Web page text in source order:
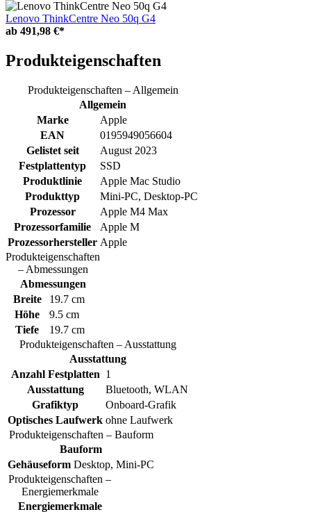
Lenovo ThinkCentre Neo 50q G4
ab 491,98 €*
Produkteigenschaften
Produkteigenschaften – Allgemein
Allgemein
Marke
Apple
EAN
0195949056604
Gelistet seit
August 2023
Festplattentyp
SSD
Produktlinie
Apple Mac Studio
Produkttyp
Mini-PC, Desktop-PC
Prozessor
Apple M4 Max
Prozessorfamilie
Apple M
Prozessorhersteller Apple
Produkteigenschaften
– Abmessungen
Abmessungen
Breite
19.7 cm
Höhe
9.5 cm
Tiefe
19.7 cm
Produkteigenschaften – Ausstattung
Ausstattung
Anzahl Festplatten 1
Ausstattung
Bluetooth, WLAN
Grafiktyp
Onboard-Grafik
Optisches Laufwerk ohne Laufwerk
Produkteigenschaften – Bauform
Bauform
Gehäuseform Desktop, Mini-PC
Produkteigenschaften –
Energiemerkmale
Energiemerkmale